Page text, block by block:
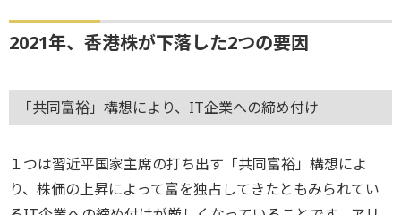
2021年、香港株が下落した2つの要因
「共同富裕」構想により、IT企業への締め付け
１つは習近平国家主席の打ち出す「共同富裕」構想によ
り、株価の上昇によって富を独占してきたともみられてい